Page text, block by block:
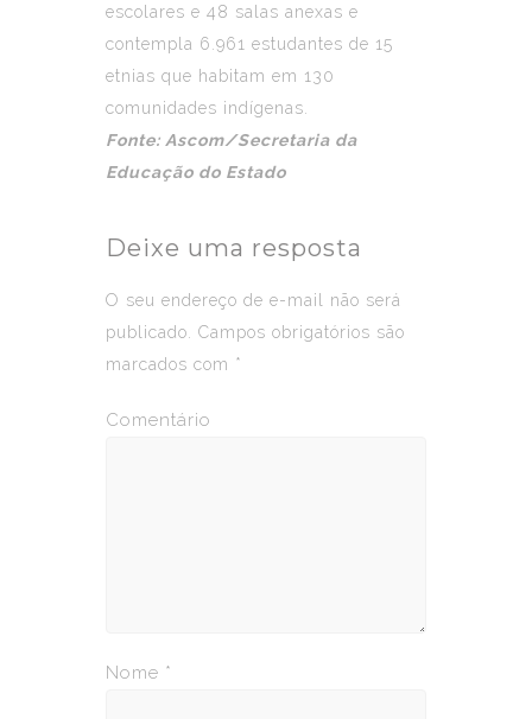
escolares e 48 salas anexas e
contempla 6.961 estudantes de 15
etnias que habitam em 130
comunidades indígenas.
Fonte: Ascom/Secretaria da
Educação do Estado
Deixe uma resposta
O seu endereço de e-mail não será
publicado.
Campos obrigatórios são
marcados com *
Comentário
Nome *